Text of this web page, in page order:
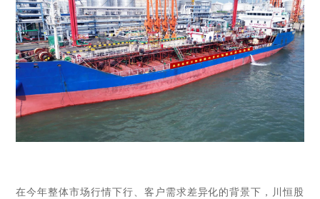
在今年整体市场行情下行、客户需求差异化的背景下，川恒股